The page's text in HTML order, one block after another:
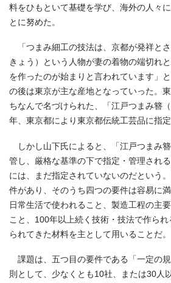
料をひもといて基礎を学び、海外の人々
とに努めた。
「つまみ細工の技法は、京都が発祥と
きょう）という人物が妻の着物の端切れ
を作ったのが始まりと言われています」
の後は東京が主な産地となっていった。
ちなんで名づけられた、「江戸つまみ簪
年、東京都により東京都伝統工芸品に指定
しかし山下氏によると、「江戸つまみ
管し、厳格な基準の下で指定・管理され
には、まだ指定されていないのだという
件があり、そのうち四つの要件は容易に
日常生活で使われること、製造工程の主
こと、100年以上続く技術・技法で作ら
られてきた材料を主として用いることだ。
課題は、五つ目の要件である「一定の
則として、少なくとも10社、または30人